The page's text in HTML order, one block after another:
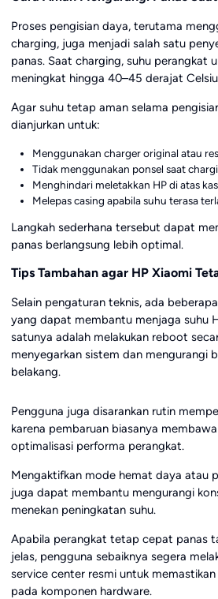
Proses pengisian daya, terutama
charging, juga menjadi salah satu
panas. Saat charging, suhu perangkat
meningkat hingga 40–45 derajat
Agar suhu tetap aman selama
dianjurkan untuk:
Menggunakan charger original atau
Tidak menggunakan ponsel saat
Menghindari meletakkan HP di atas
Melepas casing apabila suhu terasa
Langkah sederhana tersebut dapat
panas berlangsung lebih optimal.
Tips Tambahan agar HP Xiaomi
Selain pengaturan teknis, ada
yang dapat membantu menjaga suhu
satunya adalah melakukan reboot
menyegarkan sistem dan mengurangi
belakang.
Pengguna juga disarankan rutin
karena pembaruan biasanya
optimalisasi performa perangkat.
Mengaktifkan mode hemat daya atau
juga dapat membantu mengurangi
menekan peningkatan suhu.
Apabila perangkat tetap cepat panas
jelas, pengguna sebaiknya segera
service center resmi untuk
pada komponen hardware.